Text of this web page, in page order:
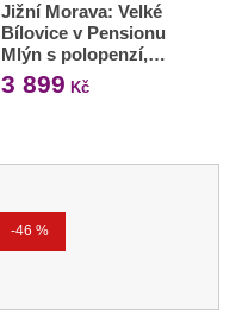
Jižní Morava: Velké
Bílovice v Pensionu
Mlýn s polopenzí,…
3 899 Kč
-46 %